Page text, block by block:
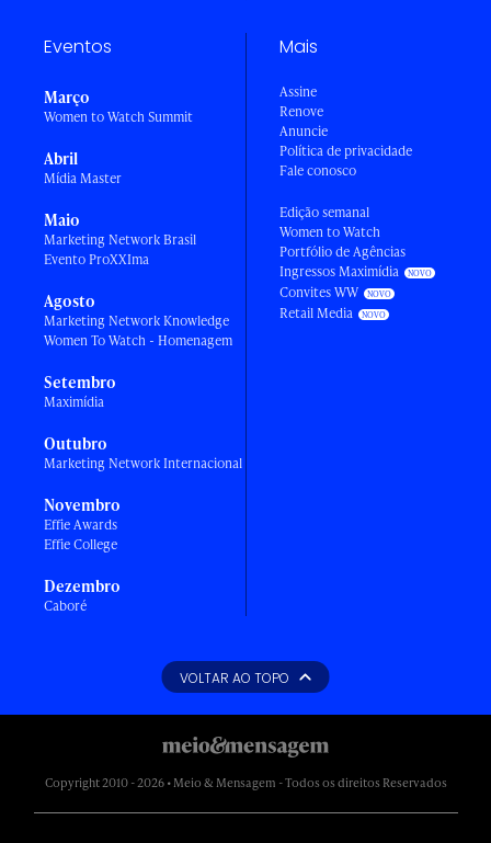
Eventos
Março
Women to Watch Summit
Abril
Mídia Master
Maio
Marketing Network Brasil
Evento ProXXIma
Agosto
Marketing Network Knowledge
Women To Watch - Homenagem
Setembro
Maximídia
Outubro
Marketing Network Internacional
Novembro
Effie Awards
Effie College
Dezembro
Caboré
Mais
Assine
Renove
Anuncie
Política de privacidade
Fale conosco
Edição semanal
Women to Watch
Portfólio de Agências
Ingressos Maximídia
Convites WW
Retail Media
VOLTAR AO TOPO
Copyright 2010 - 2026 • Meio & Mensagem - Todos os direitos Reservados